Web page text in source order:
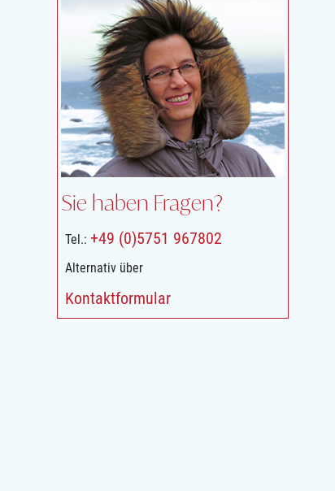
Sie haben Fragen?
Tel.: +49 (0)5751 967802
Alternativ über
Kontaktformular